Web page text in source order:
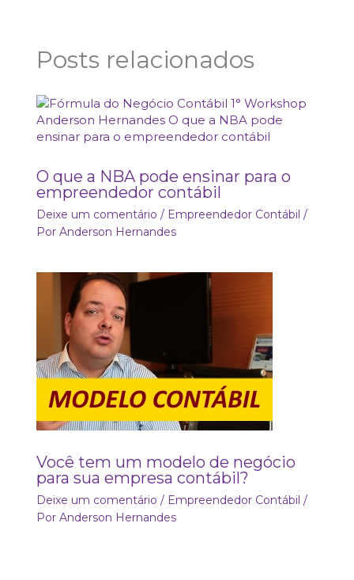
Posts relacionados
O que a NBA pode ensinar para o
empreendedor contábil
Deixe um comentário / Empreendedor Contábil /
Por Anderson Hernandes
Você tem um modelo de negócio
para sua empresa contábil?
Deixe um comentário / Empreendedor Contábil /
Por Anderson Hernandes